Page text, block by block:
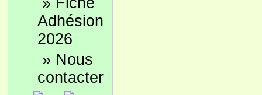
Adhésion
2026
» Nous
contacter